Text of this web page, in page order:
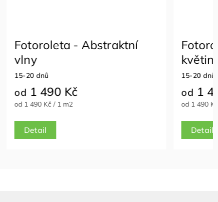
Fotoroleta - Jemné
květinové linie
15-20 dnů
od 1 490 Kč
od 1 490 Kč / 1 m2
Detail
15-20
od 1
od 1 490
Detail